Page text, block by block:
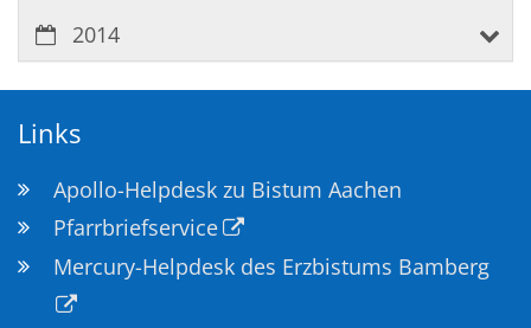
2014
Links
Apollo-Helpdesk zu Bistum Aachen
Pfarrbriefservice
Mercury-Helpdesk des Erzbistums Bamberg